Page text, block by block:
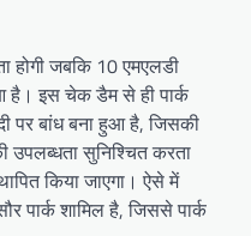
होगी जबकि 10 एमएलडी
है। इस चेक डैम से ही पार्क
पर बांध बना हुआ है, जिसकी
उपलब्धता सुनिश्चित करता
किया जाएगा। ऐसे में
पार्क शामिल है, जिससे पार्क